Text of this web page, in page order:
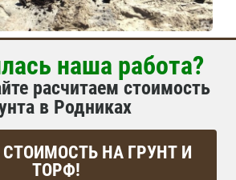
наша работа?
расчитаем стоимость
в Родниках
СТОИМОСТЬ НА ГРУНТ И
ТОРФ!